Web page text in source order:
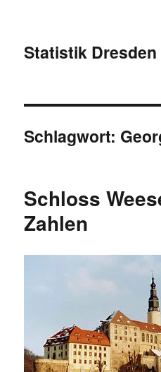
Statistik Dresden
Schlagwort:
Schloss
Zahlen